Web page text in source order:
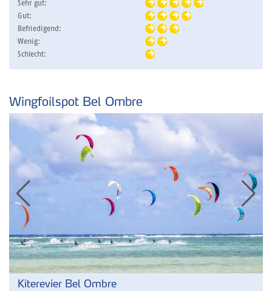
Sehr gut:
Gut:
Befriedigend:
Wenig:
Schlecht:
Wingfoilspot Bel Ombre
Kiterevier Bel Ombre